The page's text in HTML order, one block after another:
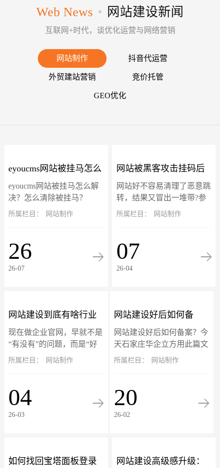
Web News • 网站建设新闻
互联网+时代，谈优化运营与网络营销
网站制作 抖音代运营
外贸建站营销 竞价托管
GEO优化
eyoucms网站被挂马怎么
解决？怎么清除被挂
马？
eyoucms网站被挂马怎么解
决？怎么清除被挂马？
eyoucms网站被挂马后一直
马！此篇文章以eyoucms开
源系...
所属栏目： 网站制作
26
26-07
网站被黑客攻击挂码后
冒出了一堆带"?参数"的
虚假页面怎么解决？
网站好不容易清理了恶意跳
转，结果又冒出一堆带?参
数的虚假页面，确实让人头
擎（如百度）在你网站被攻
击期间抓取并...
所属栏目： 网站制作
07
26-04
网站建设到底有啥行业
标准？别再被低价建站
坑惨了！
现在做企业官网，早就不是
“有没有”的问题，而是“好
不好用、能不能赚钱、够不
的入口、跟客户打交道的核
心阵地。可市面...
所属栏目： 网站制作
04
26-03
网站建设好后如何备
案？个人与企业网站备
案流程详解
网站建设好后如何备案？今
天石家庄华企立方用此篇文
章详细介绍备案流程，适用
营主体的真实性和可追溯
性。根据工信部最新...
所属栏目： 网站制作
20
26-02
如何找回宝塔面板登录 网站建设高级感升级：